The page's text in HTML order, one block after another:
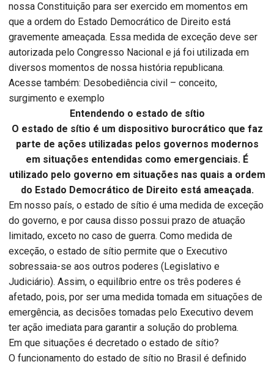
nossa Constituição para ser exercido em momentos em
que a ordem do Estado Democrático de Direito está
gravemente ameaçada. Essa medida de exceção deve ser
autorizada pelo Congresso Nacional e já foi utilizada em
diversos momentos de nossa história republicana.
Acesse também: Desobediência civil – conceito,
surgimento e exemplo
Entendendo o estado de sítio
O estado de sítio é um dispositivo burocrático que faz
parte de ações utilizadas pelos governos modernos
em situações entendidas como emergenciais. É
utilizado pelo governo em situações nas quais a ordem
do Estado Democrático de Direito está ameaçada.
Em nosso país, o estado de sítio é uma medida de exceção
do governo, e por causa disso possui prazo de atuação
limitado, exceto no caso de guerra. Como medida de
exceção, o estado de sítio permite que o Executivo
sobressaia-se aos outros poderes (Legislativo e
Judiciário). Assim, o equilíbrio entre os três poderes é
afetado, pois, por ser uma medida tomada em situações de
emergência, as decisões tomadas pelo Executivo devem
ter ação imediata para garantir a solução do problema.
Em que situações é decretado o estado de sítio?
O funcionamento do estado de sítio no Brasil é definido